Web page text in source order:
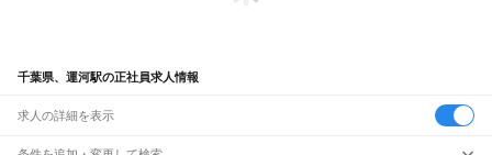
千葉県、運河駅の正社員求人情報
求人の詳細を表示